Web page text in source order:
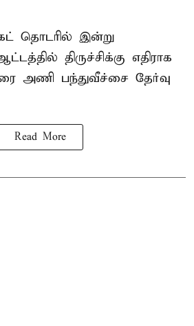
தொடரில் இன்று
திருச்சிக்கு எதிராக
அணி பந்துவீச்சை தேர்வு
Read More